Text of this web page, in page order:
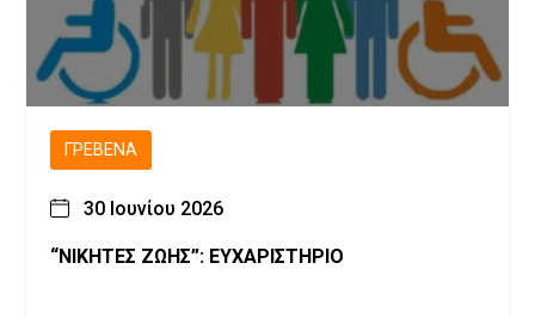
ΓΡΕΒΕΝΆ
30 Ιουνίου 2026
“ΝΙΚΗΤΕΣ ΖΩΗΣ”: ΕΥΧΑΡΙΣΤΗΡΙΟ